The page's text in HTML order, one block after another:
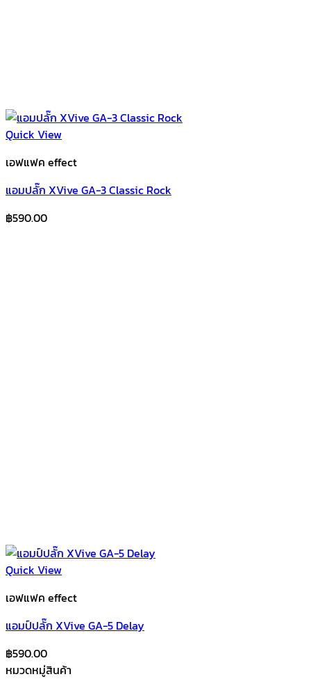
Quick View
เอฟแฟค effect
แอมปลั๊ก XVive GA-3 Classic Rock
฿590.00
Quick View
เอฟแฟค effect
แอมป์ปลั๊ก XVive GA-5 Delay
฿590.00
หมวดหมู่สินค้า